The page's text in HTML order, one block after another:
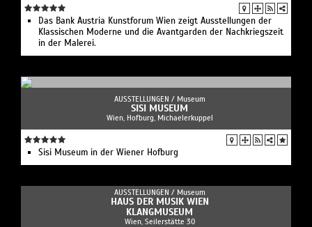
Das Bank Austria Kunstforum Wien zeigt Ausstellungen der
Klassischen Moderne und die Avantgarden der Nachkriegszeit
in der Malerei.
AUSSTELLUNGEN / Museum
SISI MUSEUM
Wien, Hofburg, Michaelerkuppel
Sisi Museum in der Wiener Hofburg
AUSSTELLUNGEN / Museum
HAUS DER MUSIK WIEN
KLANGMUSEUM
Wien, Seilerstätte 30